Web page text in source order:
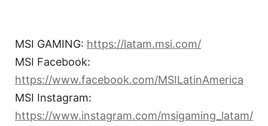
MSI GAMING: https://latam.msi.com/
MSI Facebook:
https://www.facebook.com/MSILatinAmerica
MSI Instagram:
https://www.instagram.com/msigaming_latam/